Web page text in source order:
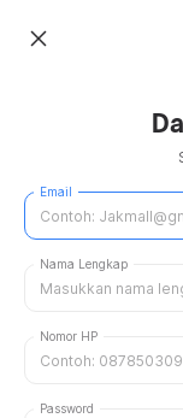
close
Email
Nama Lengkap
Nomor HP
Password